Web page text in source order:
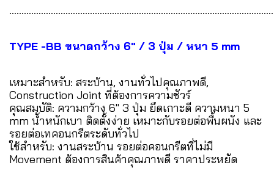
TYPE -BB ขนาดกว้าง 6" / 3 ปุ่ม / หนา 5 mm
เหมาะสำหรับ: สระบ้าน, งานทั่วไปคุณภาพดี,
Construction Joint ที่ต้องการความชัวร์
คุณสมบัติ: ความกว้าง 6" 3 ปุ่ม ยึดเกาะดี ความหนา 5
mm น้ำหนักเบา ติดตั้งง่าย เหมาะกับรอยต่อพื้นผนัง และ
รอยต่อเทคอนกรีตระดับทั่วไป
ใช้สำหรับ: งานสระบ้าน รอยต่อคอนกรีตที่ไม่มี
Movement ต้องการสินค้าคุณภาพดี ราคาประหยัด